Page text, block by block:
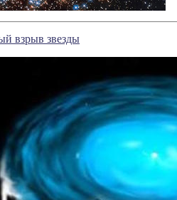
взрыв звезды